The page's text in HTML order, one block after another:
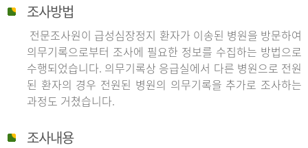
조사방법
전문조사원이 급성심장정지 환자가 이송된 병원을 방문하여
의무기록으로부터 조사에 필요한 정보를 수집하는 방법으로
수행되었습니다. 의무기록상 응급실에서 다른 병원으로 전원
된 환자의 경우 전원된 병원의 의무기록을 추가로 조사하는
과정도 거쳤습니다.
조사내용